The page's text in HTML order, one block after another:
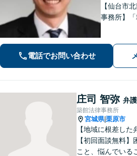
【仙台市
事務所】「
電話でお問い合わせ
庄司 智弥 弁
築館法律事務所
宮城県|栗原市
【地域に根差した
【初回面談無料】
こと、悩んでいる